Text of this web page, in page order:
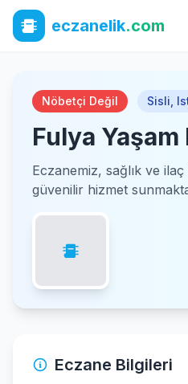
eczanelik.com
Nöbetçi Değil Sisli
Fulya
Eczanemiz, sağlık ve ilaç
güvenilir hizmet
Eczane Bilgileri